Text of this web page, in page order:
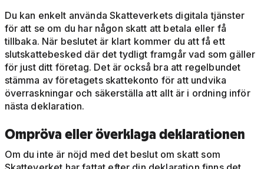
Du kan enkelt använda Skatteverkets digitala tjänster
för att se om du har någon skatt att betala eller få
tillbaka. När beslutet är klart kommer du att få ett
slutskattebesked där det tydligt framgår vad som gäller
för just ditt företag. Det är också bra att regelbundet
stämma av företagets skattekonto för att undvika
överraskningar och säkerställa att allt är i ordning inför
nästa deklaration.
Ompröva eller överklaga deklarationen
Om du inte är nöjd med det beslut om skatt som